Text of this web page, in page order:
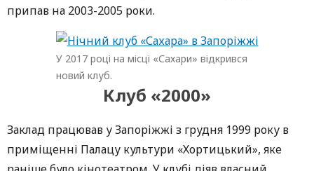
припав на 2003-2005 роки.
У 2017 році на місці «Сахари» відкрився
новий клуб.
Клуб «2000»
Заклад працював у Запоріжжі з грудня 1999 року в
приміщенні Палацу культури «Хортицький», яке